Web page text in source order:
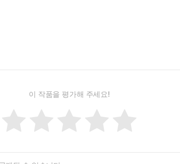
이 작품을 평가해 주세요!